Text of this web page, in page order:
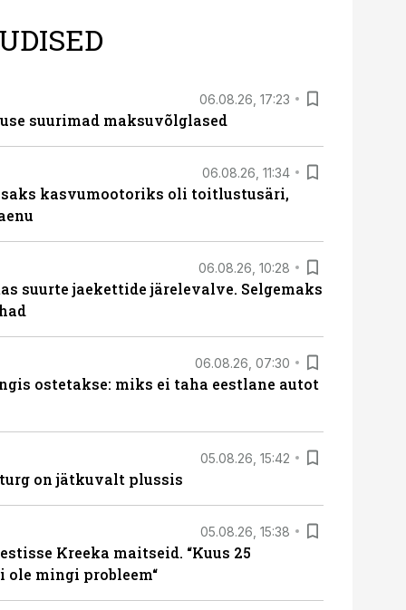
06.08.26, 17:23
suurimad maksuvõlglased
06.08.26, 11:34
kasvumootoriks oli toitlustusäri,
06.08.26, 10:28
suurte jaekettide järelevalve. Selgemaks
06.08.26, 07:30
ostetakse: miks ei taha eestlane autot
05.08.26, 15:42
on jätkuvalt plussis
05.08.26, 15:38
Kreeka maitseid. “Kuus 25
mingi probleem“